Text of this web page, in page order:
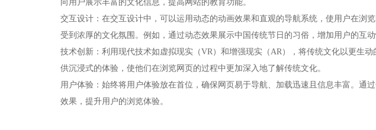
向用户展示丰富的文化信息，提高网站的教育功能。
交互设计‌：在交互设计中，可以运用动态的动画效果和直观的导航系统，使用户在浏
受到浓厚的文化氛围。例如，通过动态效果展示中国传统节日的习俗，增加用户的互动
技术创新‌：利用现代技术如虚拟现实（VR）和增强现实（AR），将传统文化以更生
供沉浸式的体验，使他们在浏览网页的过程中更加深入地了解传统文化。
用户体验‌：始终将用户体验放在首位，确保网页易于导航、加载迅速且信息丰富。通
效果，提升用户的浏览体验。